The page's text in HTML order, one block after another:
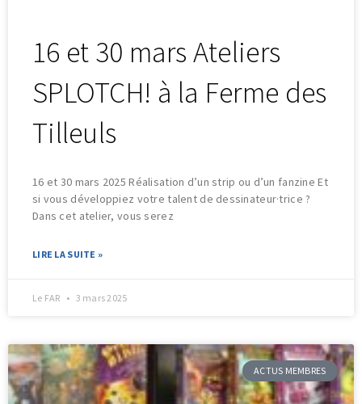
16 et 30 mars Ateliers
SPLOTCH! à la Ferme des
Tilleuls
16 et 30 mars 2025 Réalisation d’un strip ou d’un fanzine Et
si vous développiez votre talent de dessinateur·trice ?
Dans cet atelier, vous serez
LIRE LA SUITE »
Le FAR 3 mars 2025
ACTUS MEMBRES